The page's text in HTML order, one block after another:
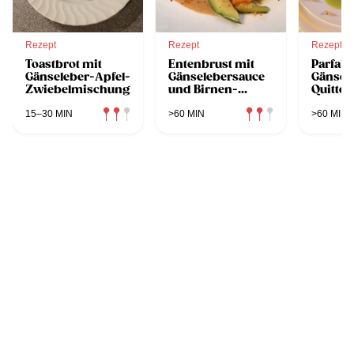
Rezept
Toastbrot mit
Gänseleber-Apfel-
Zwiebelmischung
15–30 MIN
Rezept
Entenbrust mit
Gänselebersauce
und Birnen-
>60 MIN
Rezept
Parfait
>60 MIN